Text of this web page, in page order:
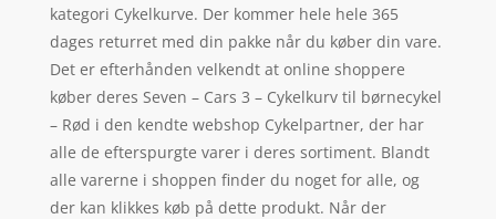
kategori Cykelkurve. Der kommer hele hele 365
dages returret med din pakke når du køber din vare.
Det er efterhånden velkendt at online shoppere
køber deres Seven – Cars 3 – Cykelkurv til børnecykel
– Rød i den kendte webshop Cykelpartner, der har
alle de efterspurgte varer i deres sortiment. Blandt
alle varerne i shoppen finder du noget for alle, og
der kan klikkes køb på dette produkt. Når der